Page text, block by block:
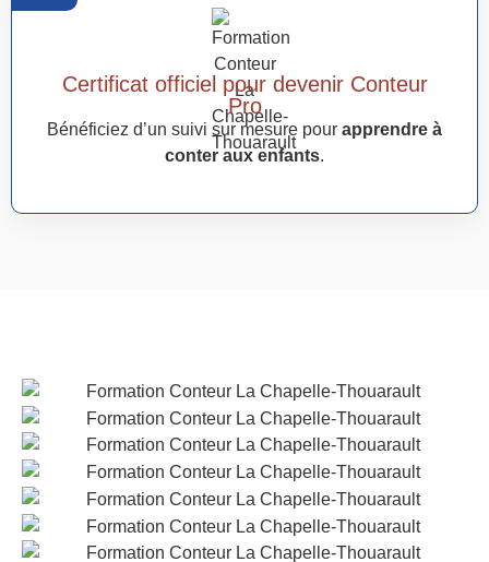
Certificat officiel pour devenir Conteur
Pro
Bénéficiez d’un suivi sur mesure pour apprendre à
conter aux enfants.